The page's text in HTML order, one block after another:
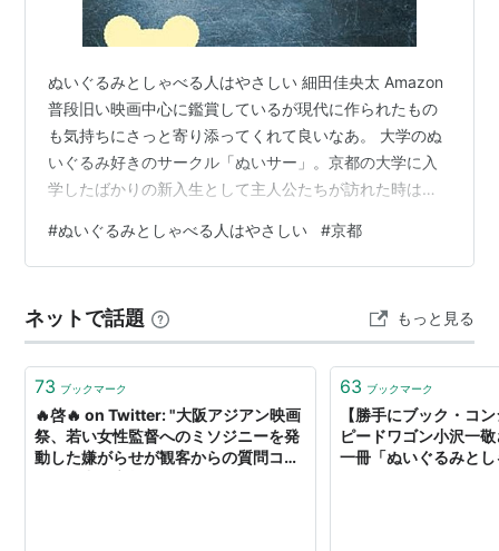
ぬいぐるみとしゃべる人はやさしい 細田佳央太 Amazon
普段旧い映画中心に鑑賞しているが現代に作られたもの
も気持ちにさっと寄り添ってくれて良いなあ。 大学のぬ
いぐるみ好きのサークル「ぬいサー」。京都の大学に入
学したばかりの新入生として主人公たちが訪れた時は作
ンの、わかりやすさを求める外部の人に説明するのが難
しいようなサークル。最初は、なんだか凄いな、と思っ
に心配になっちゃうような部員もいたけれど、自分の問
題を解決する手段と割り切っていて外の社会に繋がるの
が困難ではなさそうな部員もいる。冒頭か…
#ぬいぐるみとしゃべる人はやさしい #京都
ネットで話題 もっと見る
73 ブックマーク
🔥啓🔥 on Twitter: "大阪アジアン映画
祭、若い女性監督へのミソジニーを発
動した嫌がらせが観客からの質問コー
63 ブックマーク
【勝手にブック・コ
ピードワゴン小沢一
一冊「ぬいぐるみと